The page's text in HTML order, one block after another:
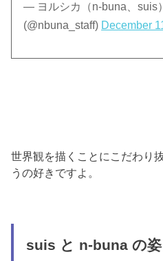
— ヨルシカ（n-buna、suis
(@nbuna_staff) December
世界観を描くことにこだわり
うの好きですよ。
suis と n-buna の姿